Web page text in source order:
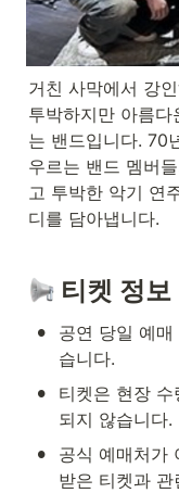
거친 사막에서 강
투박하지만 아름
는 밴드입니다. 70
우르는 밴드 멤버
고 투박한 악기 연
디를 담아냅니다.
티켓 정보
•
공연 당일 예
습니다.
•
티켓은 현장
되지 않습니다.
•
공식 예매처가
받은 티켓과